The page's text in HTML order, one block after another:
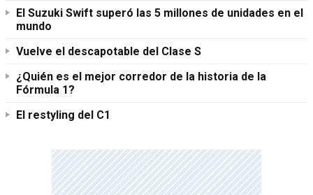
El Suzuki Swift superó las 5 millones de unidades en el
mundo
Vuelve el descapotable del Clase S
¿Quién es el mejor corredor de la historia de la
Fórmula 1?
El restyling del C1